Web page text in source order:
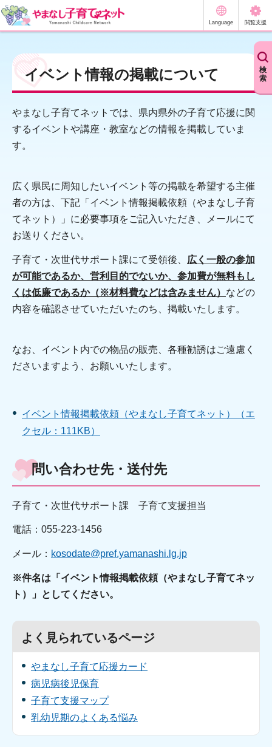
やまなし子育てネット
Language 閲覧支援
検
索
イベント情報の掲載について
やまなし子育てネットでは、県内県外の子育て応援に関
するイベントや講座・教室などの情報を掲載していま
す。
広く県民に周知したいイベント等の掲載を希望する主催
者の方は、下記「イベント情報掲載依頼（やまなし子育
てネット）」に必要事項をご記入いただき、メールにて
お送りください。
子育て・次世代サポート課にて受領後、 広く一般の参加
が可能であるか、営利目的でないか、参加費が無料もし
くは低廉であるか（※材料費などは含みません） などの
内容を確認させていただいたのち、掲載いたします。
なお、イベント内での物品の販売、各種勧誘はご遠慮く
ださいますよう、お願いいたします。
イベント情報掲載依頼（やまなし子育てネット）（エ
クセル：111KB）
問い合わせ先・送付先
子育て・次世代サポート課 子育て支援担当
電話：055-223-1456
メール： kosodate@pref.yamanashi.lg.jp
※件名は「イベント情報掲載依頼（やまなし子育てネッ
ト）」としてください。
よく見られているページ
やまなし子育て応援カード
病児病後児保育
子育て支援マップ
乳幼児期のよくある悩み